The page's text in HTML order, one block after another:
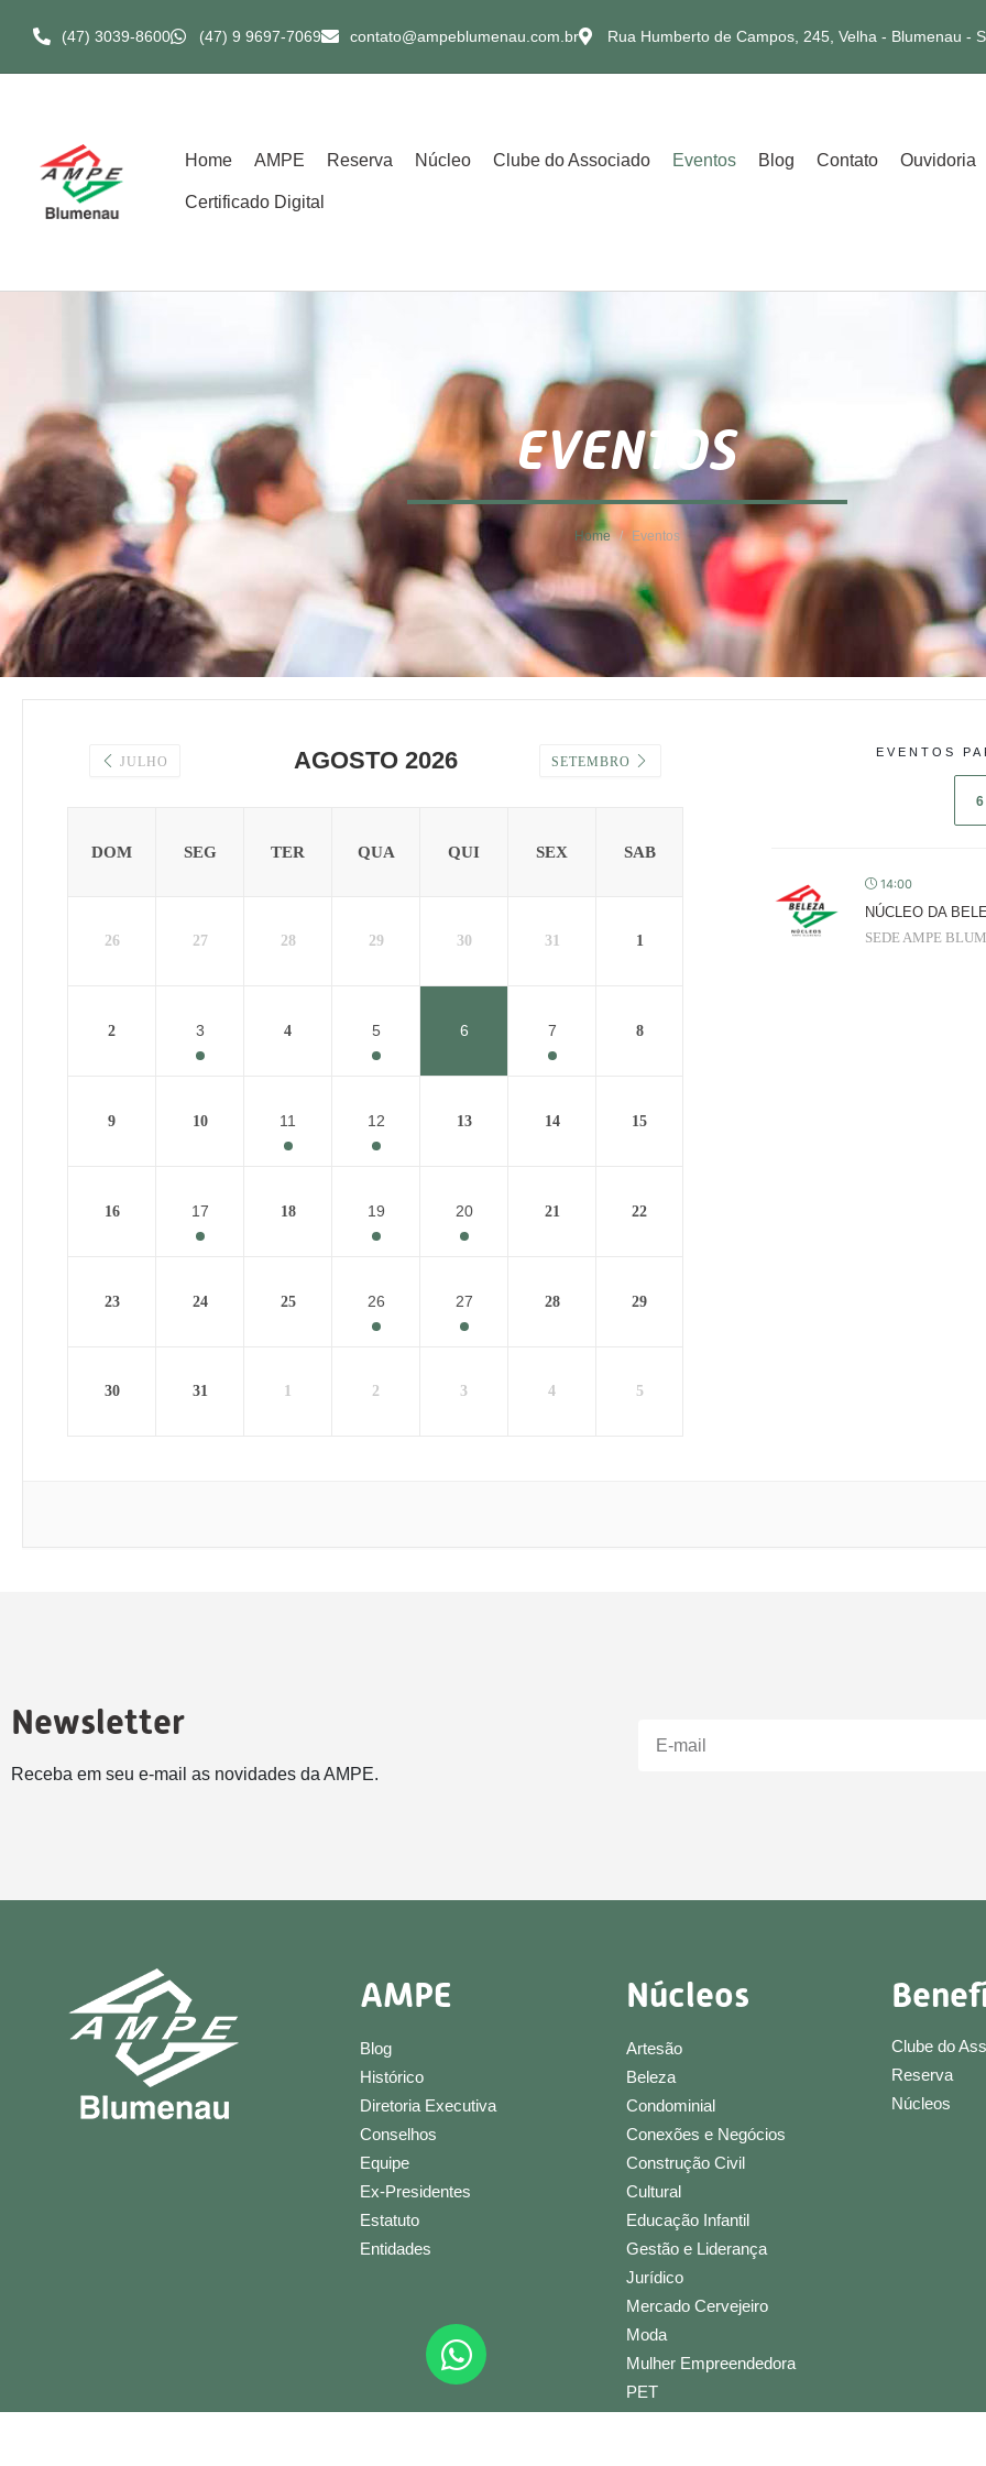
(47) 3039-8600​ (47) 9 9697-7069 contato@ampeblumenau.com.br Rua Humberto de Campos, 245, Velha - Blumenau -
Home AMPE Reserva Núcleo Clube do Associado Eventos Blog Contato Ouvidoria
Certificado Digital
EVENTOS
Home Eventos
JULHO AGOSTO 2026 SETEMBRO
DOM SEG TER QUA QUI SEX SAB
26 27 28 29 30 31 1
2 3 4 5 6 7 8
9 10 11 12 13 14 15
16 17 18 19 20 21 22
23 24 25 26 27 28 29
30 31 1 2 3 4 5
EVENTOS
6
14:00
NÚCLEO DA
SEDE AMPE
Newsletter
Receba em seu e-mail as novidades da AMPE.
AMPE
Blog
Histórico
Diretoria Executiva
Conselhos
Equipe
Ex-Presidentes
Estatuto
Entidades
Núcleos
Artesão
Beleza
Condominial
Conexões e Negócios
Construção Civil
Cultural
Educação Infantil
Gestão e Liderança
Jurídico
Mercado Cervejeiro
Moda
Mulher Empreendedora
PET
Clube do
Reserva
Núcleos